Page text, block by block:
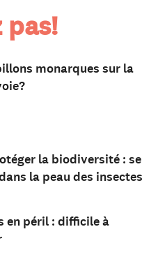
pas!
monarques sur la
la biodiversité : se
la peau des insectes
en péril : difficile à